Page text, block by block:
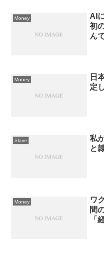
Money
AI
初
ん
Money
日
定
Slave
私
と
Money
ワ
間
「